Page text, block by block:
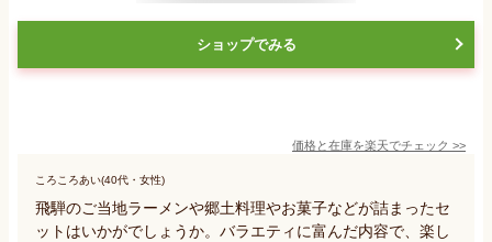
ショップでみる
価格と在庫を楽天でチェック >>
ころころあい(40代・女性)
飛騨のご当地ラーメンや郷土料理やお菓子などが詰まったセ
ットはいかがでしょうか。バラエティに富んだ内容で、楽し